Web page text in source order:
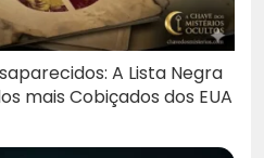
A Lista Negra
mais Cobiçados dos EUA